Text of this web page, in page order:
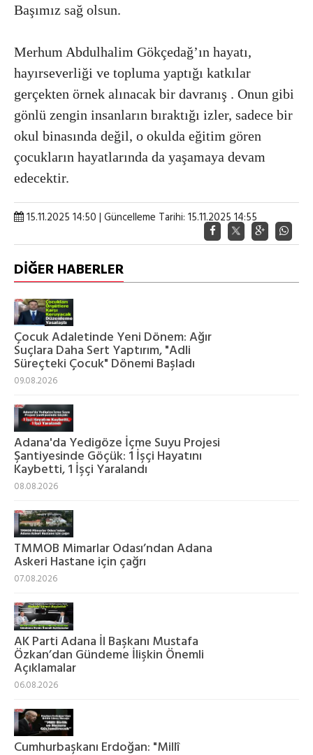
Başımız sağ olsun.
Merhum Abdulhalim Gökçedağ’ın hayatı,
hayırseverliği ve topluma yaptığı katkılar
gerçekten örnek alınacak bir davranış . Onun gibi
gönlü zengin insanların bıraktığı izler, sadece bir
okul binasında değil, o okulda eğitim gören
çocukların hayatlarında da yaşamaya devam
edecektir.
15.11.2025 14:50 | Güncelleme Tarihi: 15.11.2025 14:55
DİĞER HABERLER
Çocuk Adaletinde Yeni Dönem: Ağır
Suçlara Daha Sert Yaptırım, "Adli
Süreçteki Çocuk" Dönemi Başladı
09.08.2026
Adana'da Yedigöze İçme Suyu Projesi
Şantiyesinde Göçük: 1 İşçi Hayatını
Kaybetti, 1 İşçi Yaralandı
08.08.2026
TMMOB Mimarlar Odası’ndan Adana
Askeri Hastane için çağrı
07.08.2026
AK Parti Adana İl Başkanı Mustafa
Özkan’dan Gündeme İlişkin Önemli
Açıklamalar
06.08.2026
Cumhurbaşkanı Erdoğan: "Millî